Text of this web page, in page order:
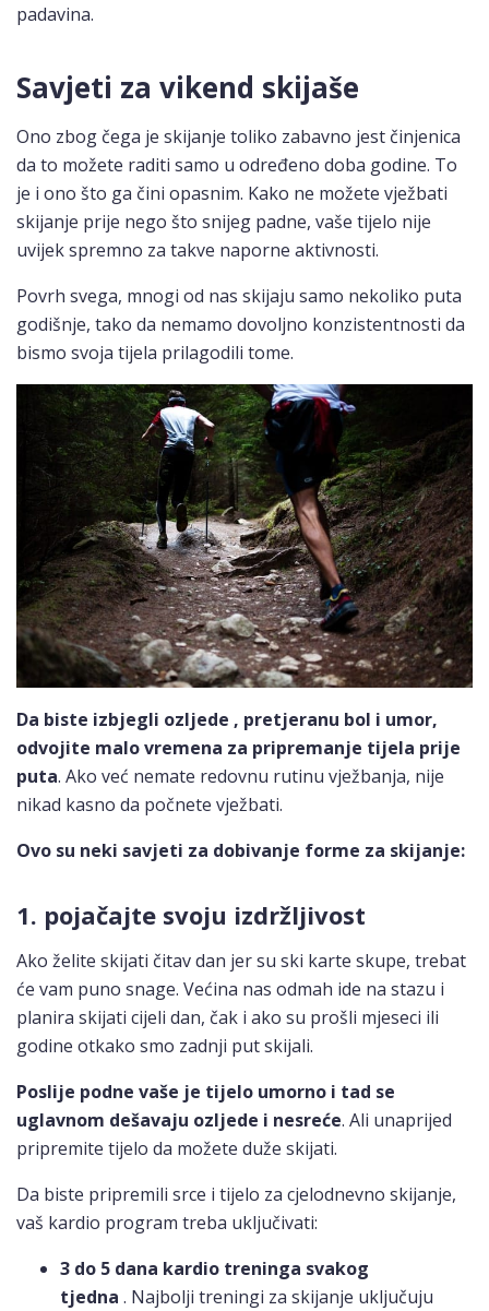
padavina.
Savjeti za vikend skijaše
Ono zbog čega je skijanje toliko zabavno jest činjenica
da to možete raditi samo u određeno doba godine. To
je i ono što ga čini opasnim. Kako ne možete vježbati
skijanje prije nego što snijeg padne, vaše tijelo nije
uvijek spremno za takve naporne aktivnosti.
Povrh svega, mnogi od nas skijaju samo nekoliko puta
godišnje, tako da nemamo dovoljno konzistentnosti da
bismo svoja tijela prilagodili tome.
Da biste izbjegli ozljede , pretjeranu bol i umor,
odvojite malo vremena za pripremanje tijela prije
puta. Ako već nemate redovnu rutinu vježbanja, nije
nikad kasno da počnete vježbati.
Ovo su neki savjeti za dobivanje forme za skijanje:
1. pojačajte svoju izdržljivost
Ako želite skijati čitav dan jer su ski karte skupe, trebat
će vam puno snage. Većina nas odmah ide na stazu i
planira skijati cijeli dan, čak i ako su prošli mjeseci ili
godine otkako smo zadnji put skijali.
Poslije podne vaše je tijelo umorno i tad se
uglavnom dešavaju ozljede i nesreće. Ali unaprijed
pripremite tijelo da možete duže skijati.
Da biste pripremili srce i tijelo za cjelodnevno skijanje,
vaš kardio program treba uključivati:
3 do 5 dana kardio treninga svakog
tjedna . Najbolji treningi za skijanje uključuju